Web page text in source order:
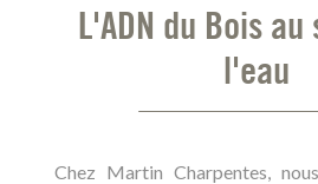
L'ADN du Bois
l'eau
Chez Martin Charpentes,